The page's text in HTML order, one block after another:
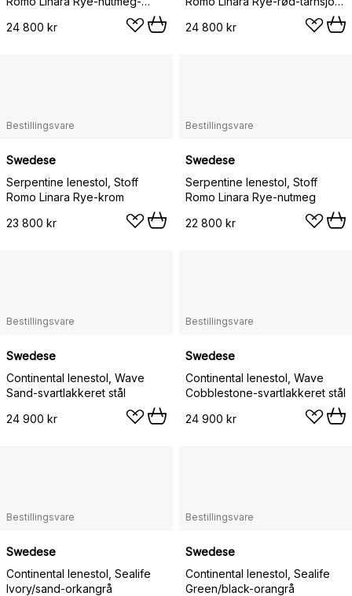
24 800 kr
24 800 kr
Bestillingsvare
Swedese
Serpentine lenestol, Stoff
Romo Linara Rye-krom
23 800 kr
Bestillingsvare
Swedese
Serpentine lenestol, Stoff
Romo Linara Rye-nutmeg
22 800 kr
Bestillingsvare
Swedese
Continental lenestol, Wave
Sand-svartlakkeret stål
24 900 kr
Bestillingsvare
Swedese
Continental lenestol, Wave
Cobblestone-svartlakkeret stål
24 900 kr
Bestillingsvare
Swedese
Continental lenestol, Sealife
Ivory/sand-orkangrå
Bestillingsvare
Swedese
Continental lenestol, Sealife
Green/black-orangrå